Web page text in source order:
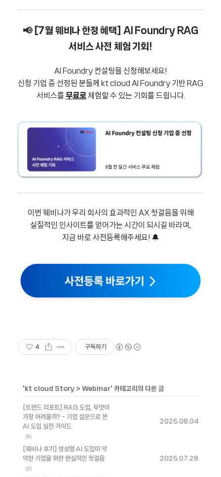
📢 [7월 웨비나 한정 혜택] AI Foundry RAG
서비스 사전 체험 기회!
AI Foundry 컨설팅을 신청해보세요!
신청 기업 중 선정된 분들께 kt cloud AI Foundry 기반 RAG
서비스를 무료로체험할 수 있는 기회를 드립니다.
이번 웨비나가 우리 회사의 효과적인 AX 첫걸음을 위해
실질적인 인사이트를 얻어가는 시간이 되시길 바라며,
지금 바로 사전등록해주세요! 🔔
4 구독하기
' kt cloud Story > Webinar' 카테고리의 다른 글
[트렌드 리포트] RAG 도입, 무엇이
가장 어려울까? - 기업 설문으로 본
AI 도입 실전 가이드
(8)
2025.08.04
[웨비나 후기] 생성형 AI 도입이 막
막한 기업을 위한 현실적인 첫걸음
(2)
2025.07.28